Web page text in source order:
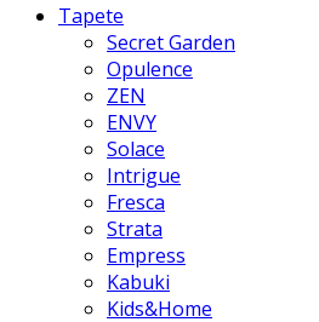
Tapete
Secret Garden
Opulence
ZEN
ENVY
Solace
Intrigue
Fresca
Strata
Empress
Kabuki
Kids&Home